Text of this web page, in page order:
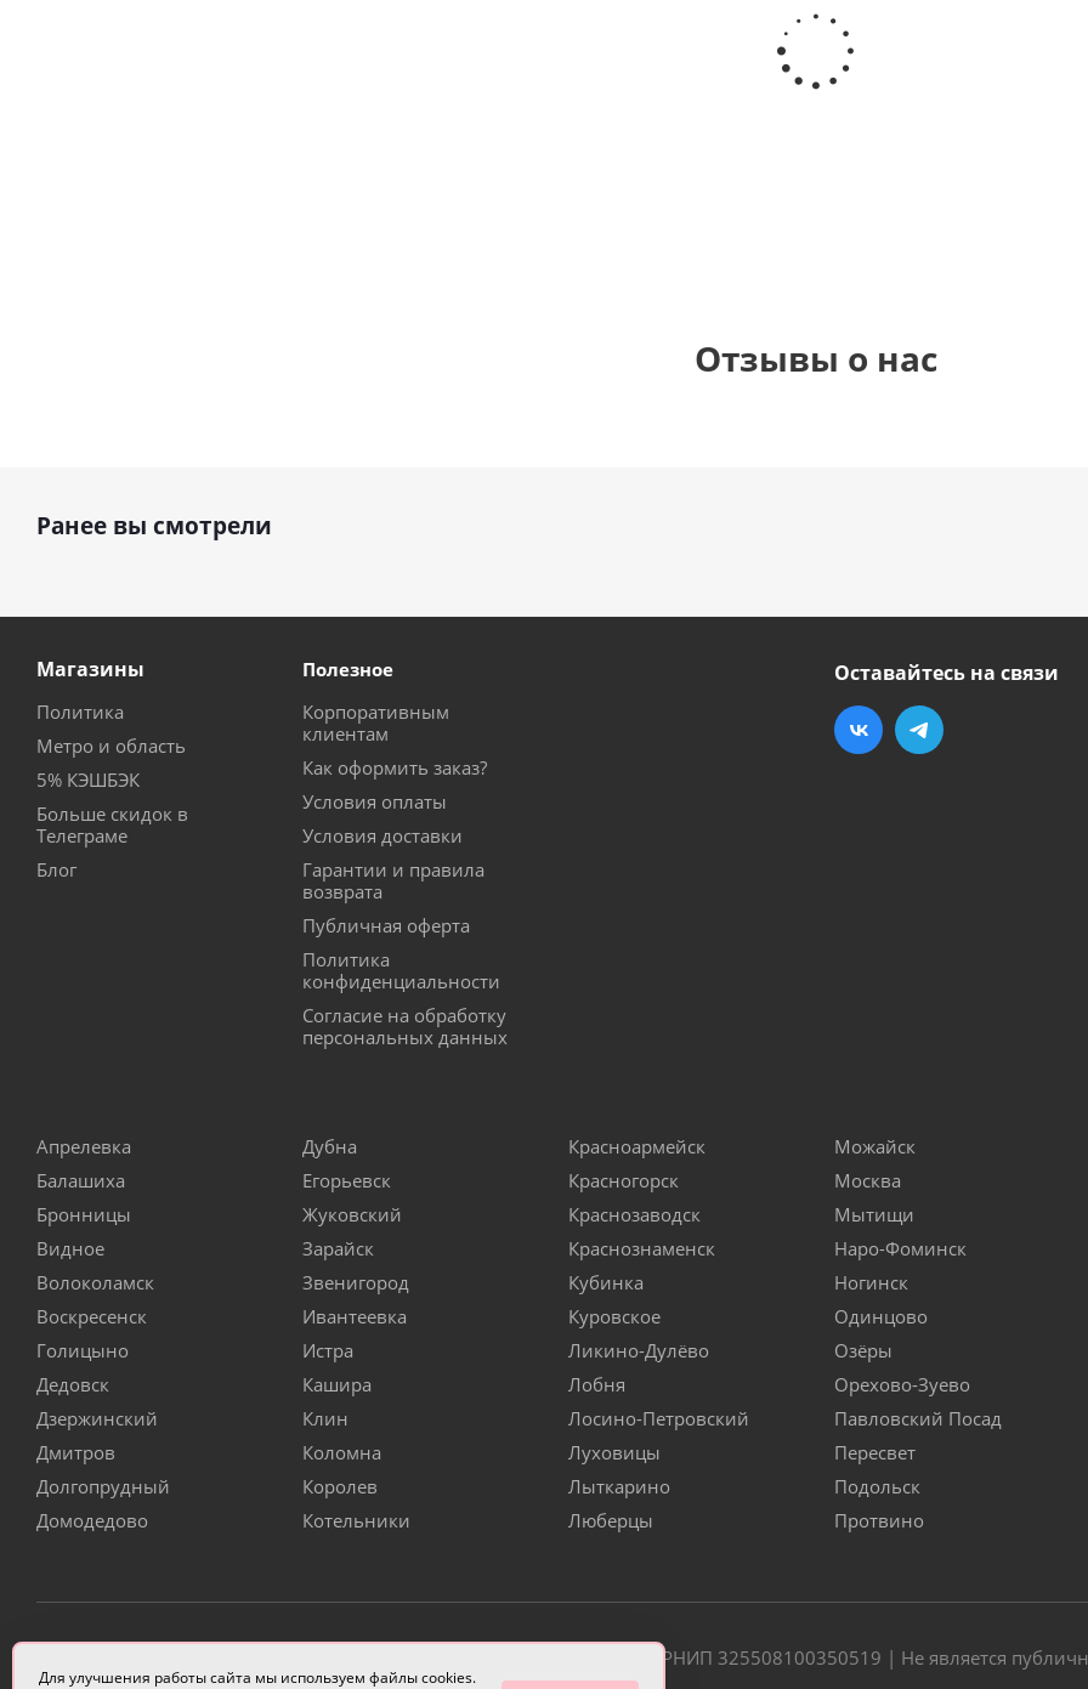
Самая
самая
Отзывы о нас
Ранее вы смотрели
Магазины
Политика
Метро и область
5% КЭШБЭК
Больше скидок в
Телеграме
Блог
Полезное
Корпоративным
клиентам
Как оформить заказ?
Условия оплаты
Условия доставки
Гарантии и правила
возврата
Публичная оферта
Политика
конфиденциальности
Согласие на обработку
персональных данных
Оставайтесь на связи
Апрелевка
Балашиха
Бронницы
Видное
Волоколамск
Воскресенск
Голицыно
Дедовск
Дзержинский
Дмитров
Долгопрудный
Домодедово
Дубна
Егорьевск
Жуковский
Зарайск
Звенигород
Ивантеевка
Истра
Кашира
Клин
Коломна
Королев
Котельники
Красноармейск
Красногорск
Краснозаводск
Краснознаменск
Кубинка
Куровское
Ликино-Дулёво
Лобня
Лосино-Петровский
Луховицы
Лыткарино
Люберцы
Можайск
Москва
Мытищи
Наро-Фоминск
Ногинск
Одинцово
Озёры
Орехово-Зуево
Павловский Посад
Пересвет
Подольск
Протвино
ИП Чулкова Анастасия Александровна ИНН 331405822720 | ОГРН/ОГРНИП 325508100350519 | Не является
Для улучшения работы сайта мы используем файлы cookies.